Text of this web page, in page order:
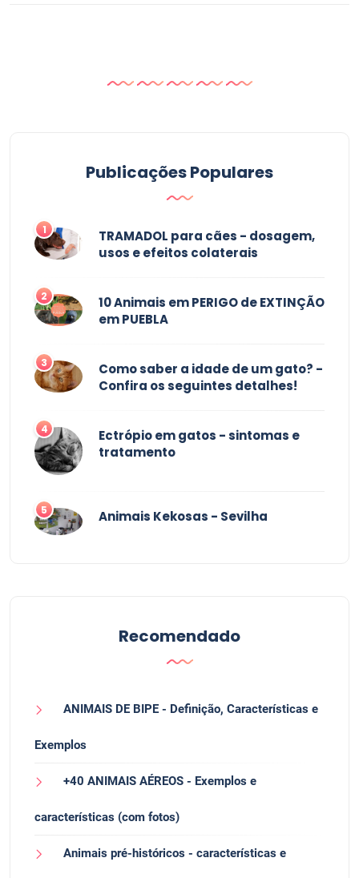
Publicações Populares
1
TRAMADOL para cães - dosagem,
usos e efeitos colaterais
2
10 Animais em PERIGO de EXTINÇÃO
em PUEBLA
3
Como saber a idade de um gato? -
Confira os seguintes detalhes!
4
Ectrópio em gatos - sintomas e
tratamento
5 Animais Kekosas - Sevilha
Recomendado
ANIMAIS DE BIPE - Definição, Características e
Exemplos
+40 ANIMAIS AÉREOS - Exemplos e
características (com fotos)
Animais pré-históricos - características e